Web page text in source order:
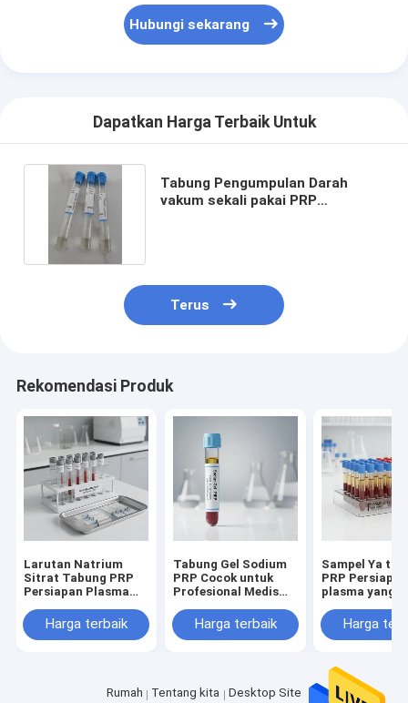
Hubungi sekarang
Dapatkan Harga Terbaik Untuk
Tabung Pengumpulan Darah
vakum sekali pakai PRP
Terus
Rekomendasi Produk
Larutan Natrium
Sitrat Tabung PRP
Persiapan Plasma
Profesional Medis
Instrumen Sampel
Harga terbaik
Tabung Gel Sodium
PRP Cocok untuk
Profesional Medis
Pemisahan dan
Pengumpulan
Harga terbaik
Sampel Ya
PRP Persiapan
plasma yang
antikoagulan
aktivator
Harga
Rumah Tentang kita Desktop Site